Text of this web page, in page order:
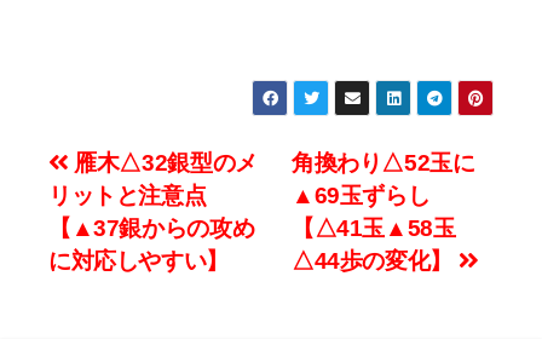
投
稿
ナ
角換わり△52玉に
▲69玉ずらし
【△41玉▲58玉
△44歩の変化】
雁木△32銀型のメ
リットと注意点
【▲37銀からの攻め
に対応しやすい】